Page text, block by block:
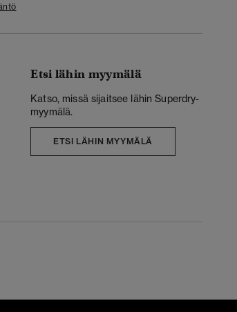
Etsi lähin myymälä
Katso, missä sijaitsee lähin Superdry-
myymälä.
ETSI LÄHIN MYYMÄLÄ